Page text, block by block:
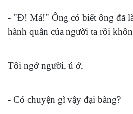
- "Đ! Má!" Ông có biết ông đã
hành quân của người ta rồi
Tôi ngớ người, ú ớ,
- Có chuyện gì vậy đại bàng?